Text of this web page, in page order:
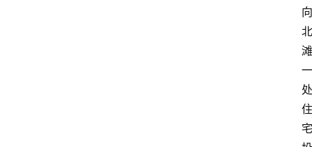
向
北
滩
一
处
住
宅